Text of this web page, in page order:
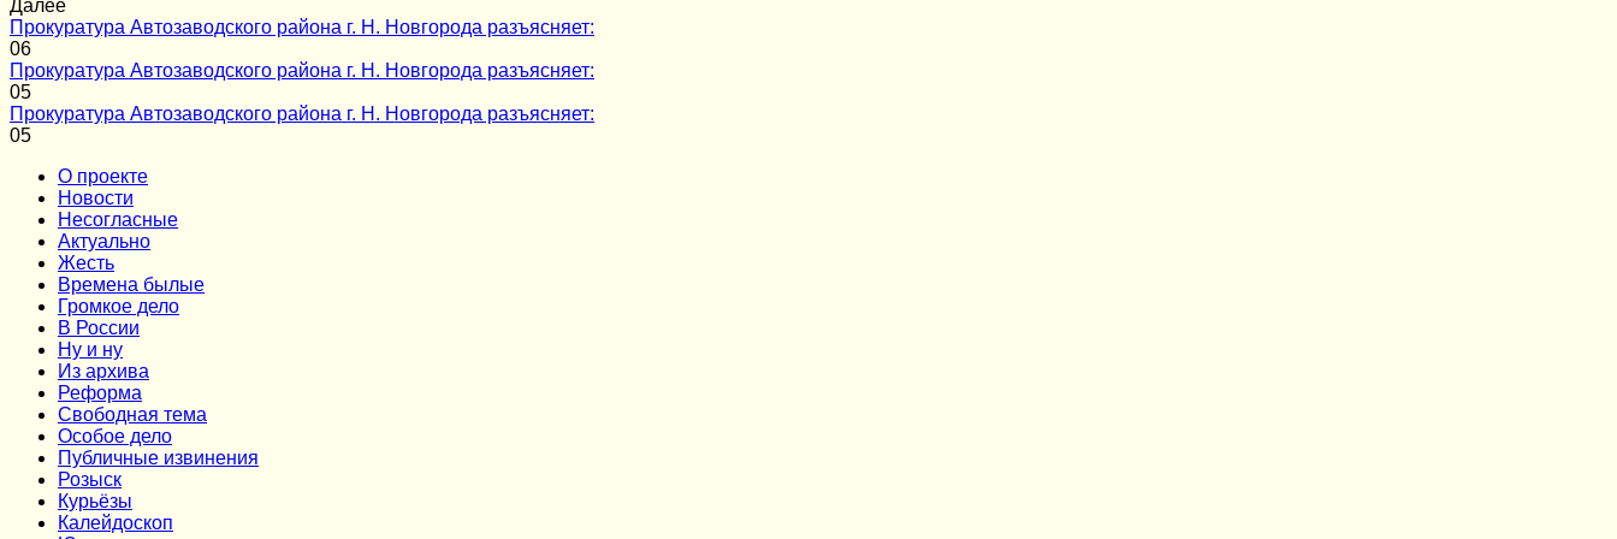
Далее
Прокуратура Автозаводского района г. Н. Новгорода разъясняет:
06
Прокуратура Автозаводского района г. Н. Новгорода разъясняет:
05
Прокуратура Автозаводского района г. Н. Новгорода разъясняет:
05
О проекте
Новости
Несогласные
Актуально
Жесть
Времена былые
Громкое дело
В России
Ну и ну
Из архива
Реформа
Cвободная тема
Особое дело
Публичные извинения
Розыск
Курьёзы
Калейдоскоп